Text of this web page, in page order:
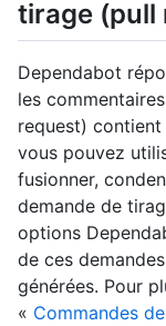
tirage (pull
Dependabot
les
request)
vous pouvez
fusionner,
demande de
options
de ces
générées. Pour
« Commandes